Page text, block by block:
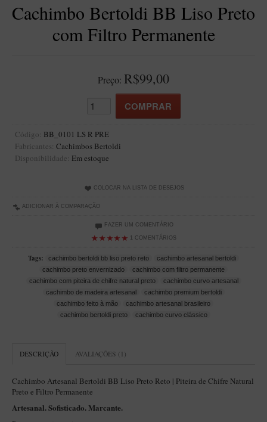
Doctor Pipe
LINHA IDELFONSO BERTOLDI
Artesão Idelfonso Bertoldi
Suporte Botinha para 1 cachimbo
Suporte Churchwarden
Suporte para 2 Cachimbos
Suporte Redondo
Suporte Retangular
CACHIMBOS ARTESANAIS BRASILEIROS
Cachimbos com Anel
Elite
Elite Nº 2
Elite Polido
Cachimbo Bertoldi BB Liso Preto
com Filtro Permanente
Preço: R$99,00
Código: BB_0101 LS R PRE
Fabricantes: Cachimbos Bertoldi
Disponibilidade: Em estoque
COLOCAR NA LISTA DE DESEJOS
ADICIONAR À COMPARAÇÃO
FAZER UM COMENTÁRIO
1 COMENTÁRIOS
Tags: cachimbo bertoldi bb liso preto reto
cachimbo artesanal bertoldi
cachimbo preto envernizado
cachimbo com filtro permanente
cachimbo com piteira de chifre natural preto
cachimbo curvo artesanal
cachimbo de madeira artesanal
cachimbo premium bertoldi
cachimbo feito à mão
cachimbo artesanal brasileiro
cachimbo bertoldi preto
cachimbo curvo clássico
DESCRIÇÃO AVALIAÇÕES (1)
Cachimbo Artesanal Bertoldi BB Liso Preto Reto | Piteira de Chifre Natural
Preto e Filtro Permanente
Artesanal. Sofisticado. Marcante.